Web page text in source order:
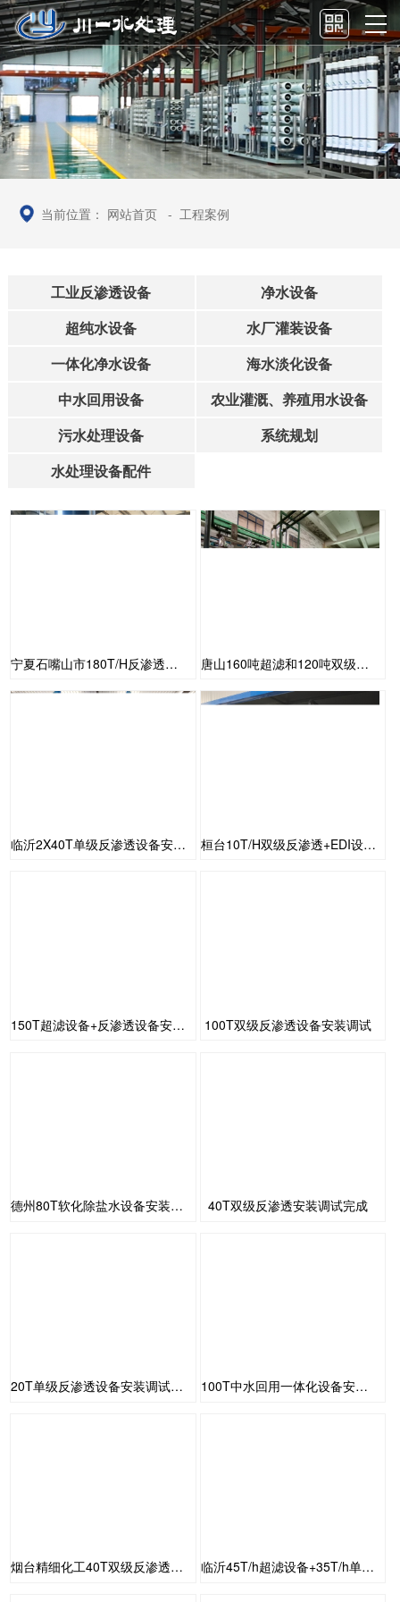
当前位置： 网站首页 -工程案例
工业反渗透设备
净水设备
超纯水设备
水厂灌装设备
一体化净水设备
海水淡化设备
中水回用设备
农业灌溉、养殖用水设备
污水处理设备
系统规划
水处理设备配件
宁夏石嘴山市180T/H反渗透设备安装调试完成 唐山160吨超滤和120吨双级反渗透+110吨EDI安装完成
临沂2X40T单级反渗透设备安装调试 桓台10T/H双级反渗透+EDI设备安装调试
150T超滤设备+反渗透设备安装调试完成 100T双级反渗透设备安装调试
德州80T软化除盐水设备安装调试 40T双级反渗透安装调试完成
20T单级反渗透设备安装调试完成 100T中水回用一体化设备安装调试
烟台精细化工40T双级反渗透+EDI+变频设备供水 临沂45T/h超滤设备+35T/h单级反渗透+混床设备